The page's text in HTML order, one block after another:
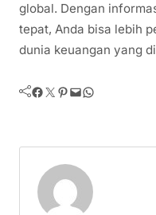
global. Dengan
tepat, Anda bisa lebih
dunia keuangan yang
Facebook Twitter Pinterest Mail WhatsApp